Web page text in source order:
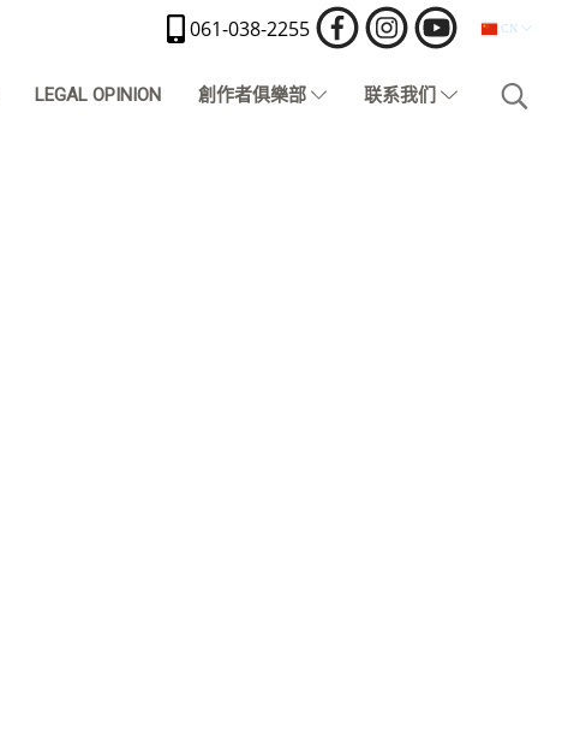
061-038-2255 CN
LEGAL OPINION 創作者俱樂部 联系我们